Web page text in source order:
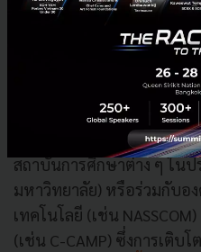
Startup อินเดียมีความสาม
โดยตั้งแต่มีโครงการนี้มา ก็
ไม่เพียงแต่การจับมือกับ
โครงการ Incubators ขึ้นม
สถาบันการศึกษาต่าง ๆ ในป
มหาวิทยาลัย) หรือร่วมกับอ
เทคโนโลยี (เช่น
(เช่น C-CAMP) ซึ่งการเติบโ